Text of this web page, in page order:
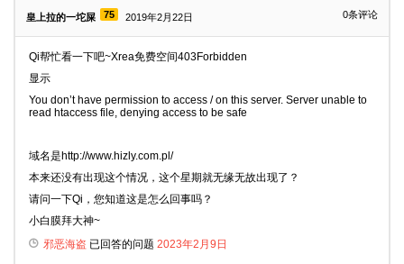
皇上拉的一坨屎 75 2019年2月22日 0条评论
Qi帮忙看一下吧~Xrea免费空间403Forbidden
显示
You don’t have permission to access / on this server. Server unable to
read htaccess file, denying access to be safe
域名是http://www.hizly.com.pl/
本来还没有出现这个情况，这个星期就无缘无故出现了？
请问一下Qi，您知道这是怎么回事吗？
小白膜拜大神~
邪恶海盗 已回答的问题 2023年2月9日